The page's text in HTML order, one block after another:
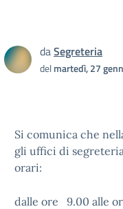
daSegreteria
delmartedì, 27
Si comunica che
gli uffici di
orari:
dalle ore 9.00 alle